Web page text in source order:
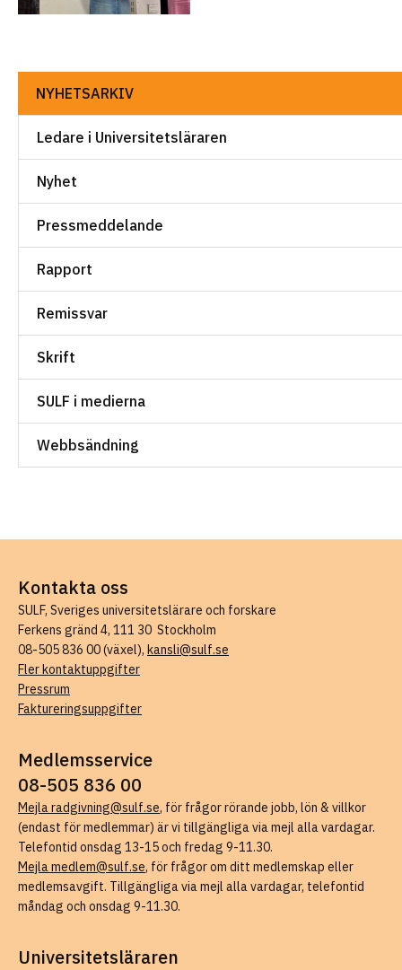
NYHETSARKIV
Ledare i Universitetsläraren
Nyhet
Pressmeddelande
Rapport
Remissvar
Skrift
SULF i medierna
Webbsändning
Kontakta oss
SULF, Sveriges universitetslärare och forskare
Ferkens gränd 4, 111 30 Stockholm
08-505 836 00 (växel), kansli@sulf.se
Fler kontaktuppgifter
Pressrum
Faktureringsuppgifter
Medlemsservice
08-505 836 00
Mejla radgivning@sulf.se, för frågor rörande jobb, lön & villkor
(endast för medlemmar) är vi tillgängliga via mejl alla vardagar.
Telefontid onsdag 13-15 och fredag 9-11.30.
Mejla medlem@sulf.se, för frågor om ditt medlemskap eller
medlemsavgift. Tillgängliga via mejl alla vardagar, telefontid
måndag och onsdag 9-11.30.
Universitetsläraren